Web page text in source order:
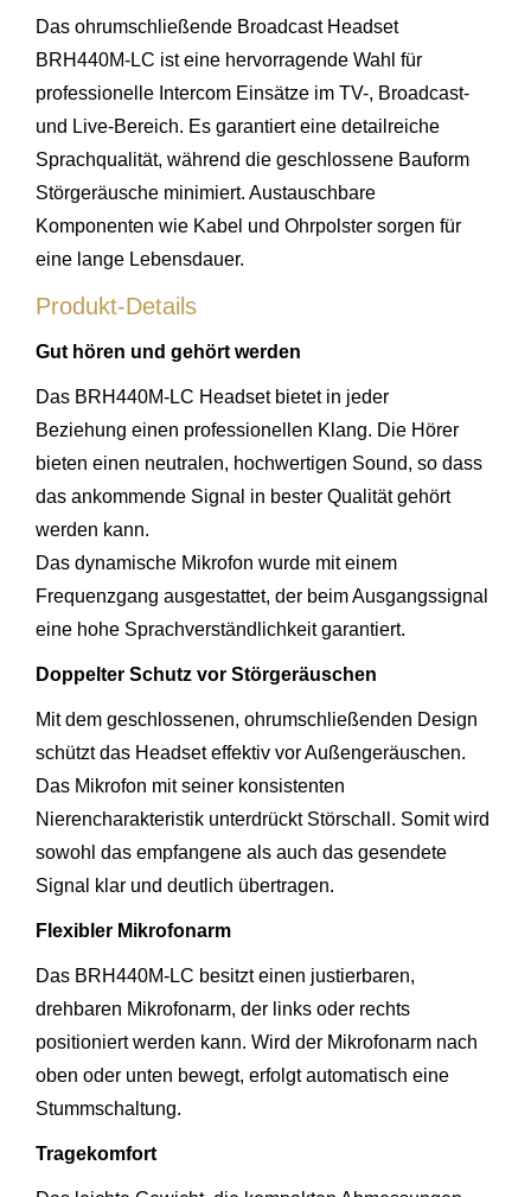
Das ohrumschließende Broadcast Headset
BRH440M-LC ist eine hervorragende Wahl für
professionelle Intercom Einsätze im TV-, Broadcast-
und Live-Bereich. Es garantiert eine detailreiche
Sprachqualität, während die geschlossene Bauform
Störgeräusche minimiert. Austauschbare
Komponenten wie Kabel und Ohrpolster sorgen für
eine lange Lebensdauer.
Produkt-Details
Gut hören und gehört werden
Das BRH440M-LC Headset bietet in jeder
Beziehung einen professionellen Klang. Die Hörer
bieten einen neutralen, hochwertigen Sound, so dass
das ankommende Signal in bester Qualität gehört
werden kann.
Das dynamische Mikrofon wurde mit einem
Frequenzgang ausgestattet, der beim Ausgangssignal
eine hohe Sprachverständlichkeit garantiert.
Doppelter Schutz vor Störgeräuschen
Mit dem geschlossenen, ohrumschließenden Design
schützt das Headset effektiv vor Außengeräuschen.
Das Mikrofon mit seiner konsistenten
Nierencharakteristik unterdrückt Störschall. Somit wird
sowohl das empfangene als auch das gesendete
Signal klar und deutlich übertragen.
Flexibler Mikrofonarm
Das BRH440M-LC besitzt einen justierbaren,
drehbaren Mikrofonarm, der links oder rechts
positioniert werden kann. Wird der Mikrofonarm nach
oben oder unten bewegt, erfolgt automatisch eine
Stummschaltung.
Tragekomfort